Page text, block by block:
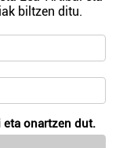
biltzen ditu.
eta onartzen dut.